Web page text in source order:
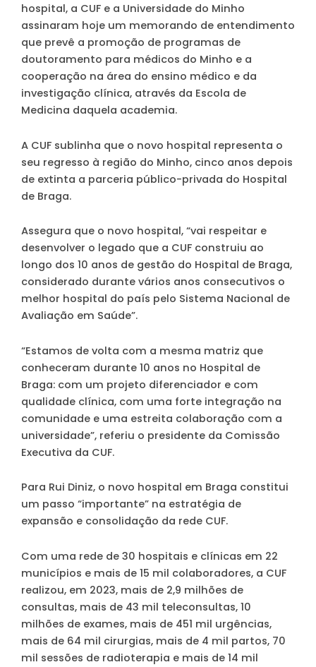
hospital, a CUF e a Universidade do Minho
assinaram hoje um memorando de entendimento
que prevê a promoção de programas de
doutoramento para médicos do Minho e a
cooperação na área do ensino médico e da
investigação clínica, através da Escola de
Medicina daquela academia.
A CUF sublinha que o novo hospital representa o
seu regresso à região do Minho, cinco anos depois
de extinta a parceria público-privada do Hospital
de Braga.
Assegura que o novo hospital, “vai respeitar e
desenvolver o legado que a CUF construiu ao
longo dos 10 anos de gestão do Hospital de Braga,
considerado durante vários anos consecutivos o
melhor hospital do país pelo Sistema Nacional de
Avaliação em Saúde”.
“Estamos de volta com a mesma matriz que
conheceram durante 10 anos no Hospital de
Braga: com um projeto diferenciador e com
qualidade clínica, com uma forte integração na
comunidade e uma estreita colaboração com a
universidade”, referiu o presidente da Comissão
Executiva da CUF.
Para Rui Diniz, o novo hospital em Braga constitui
um passo “importante” na estratégia de
expansão e consolidação da rede CUF.
Com uma rede de 30 hospitais e clínicas em 22
municípios e mais de 15 mil colaboradores, a CUF
realizou, em 2023, mais de 2,9 milhões de
consultas, mais de 43 mil teleconsultas, 10
milhões de exames, mais de 451 mil urgências,
mais de 64 mil cirurgias, mais de 4 mil partos, 70
mil sessões de radioterapia e mais de 14 mil